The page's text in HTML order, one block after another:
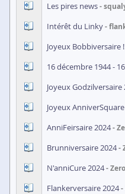
Les pires news
Intérêt du Linky
Joyeux Bobbiversaire !
16 décembre 1944 -
Joyeux Godzilversaire
Joyeux
AnniFeirsaire 2024
Brunniversaire 2024
N'anniCure 2024
Flankerversaire 2024